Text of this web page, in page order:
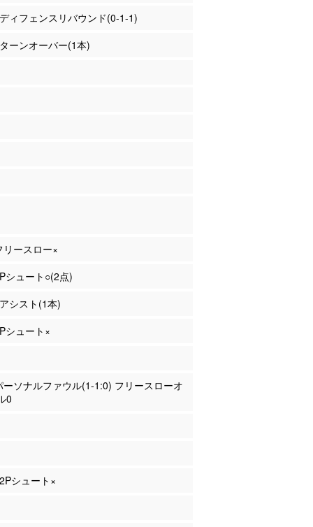
ィフェンスリバウンド(0-1-1)
ーンオーバー(1本)
ースロー×
シュート○(2点)
シスト(1本)
シュート×
ーソナルファウル(1-1:0) フリースローオ
0
シュート×